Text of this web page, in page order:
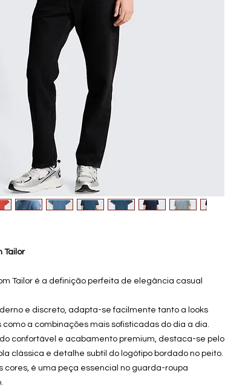
Tailor
Tailor é a definição perfeita de elegância casual
e discreto, adapta-se facilmente tanto a looks
a combinações mais sofisticadas do dia a dia.
confortável e acabamento premium, destaca-se pelo
clássica e detalhe subtil do logótipo bordado no peito.
cores, é uma peça essencial no guarda-roupa